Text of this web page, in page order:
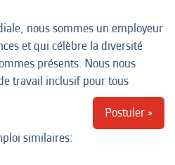
nous sommes un employeur
et qui célèbre la diversité
présents. Nous nous
travail inclusif pour tous
Postuler »
similaires: